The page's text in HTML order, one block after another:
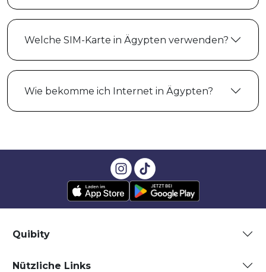
Welche SIM-Karte in Ägypten verwenden?
Wie bekomme ich Internet in Ägypten?
Quibity
Nützliche Links